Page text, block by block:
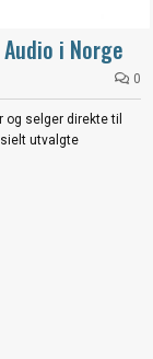
i Norge
0
og selger direkte til
utvalgte